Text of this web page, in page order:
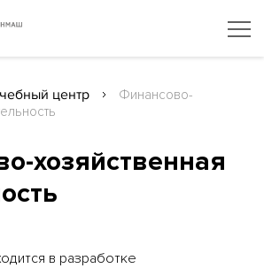
центр /
Финансово-
хозяйственная
в разработке